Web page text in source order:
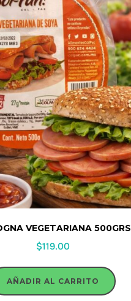
VEGETARIANA 500GRS
$119.00
AÑADIR AL CARRITO